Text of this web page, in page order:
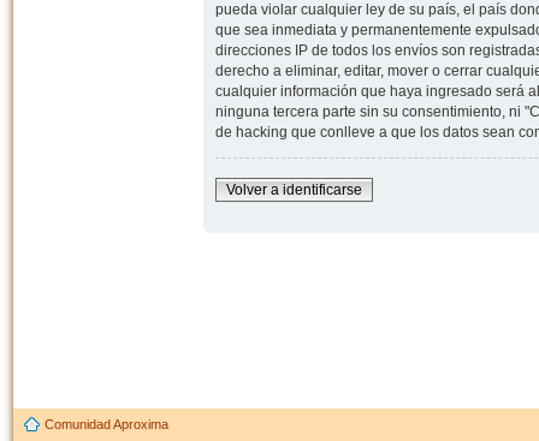
pueda violar cualquier ley de su país, el país
que sea inmediata y permanentemente
direcciones IP de todos los envíos son
derecho a eliminar, editar, mover o cerrar
cualquier información que haya ingresado será
ninguna tercera parte sin su consentimiento, ni
de hacking que conlleve a que los datos sean
Volver a identificarse
Comunidad Aproxima